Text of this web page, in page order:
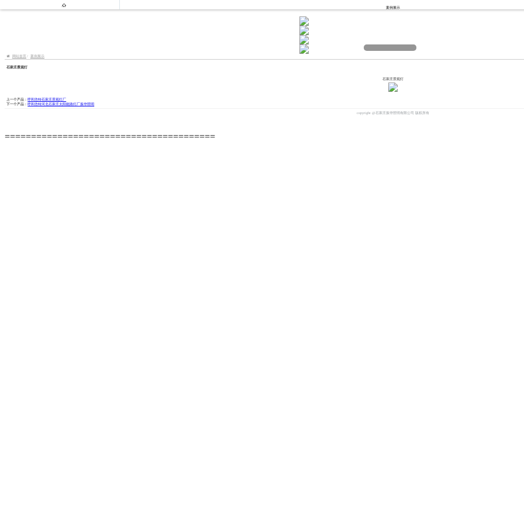

案例展示
网站首页 案例展示
石家庄景观灯
石家庄景观灯
上一个产品：呼和浩特石家庄景观灯厂
下一个产品：呼和浩特河北石家庄太阳能路灯厂振华照明
copyright @石家庄振华照明有限公司 版权所有
========================================